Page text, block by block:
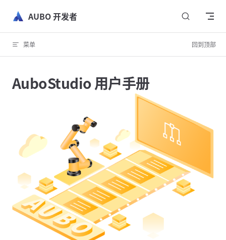
跳转到内容
AUBO 开发者
菜单 回到顶部
AuboStudio 用户手册